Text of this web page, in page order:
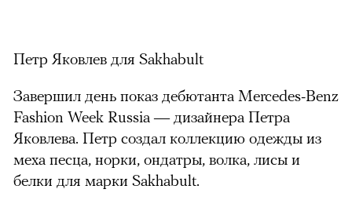
Петр Яковлев для Sakhabult
Завершил день показ дебютанта Mercedes-Benz
Fashion Week Russia — дизайнера Петра
Яковлева. Петр создал коллекцию одежды из
меха песца, норки, ондатры, волка, лисы и
белки для марки Sakhabult.